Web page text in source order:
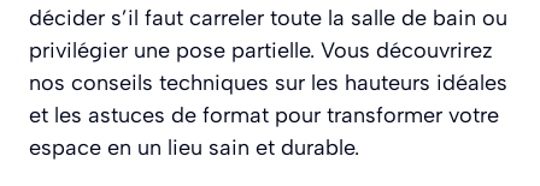
décider s’il faut carreler toute la salle de bain ou
privilégier une pose partielle. Vous découvrirez
nos conseils techniques sur les hauteurs idéales
et les astuces de format pour transformer votre
espace en un lieu sain et durable.